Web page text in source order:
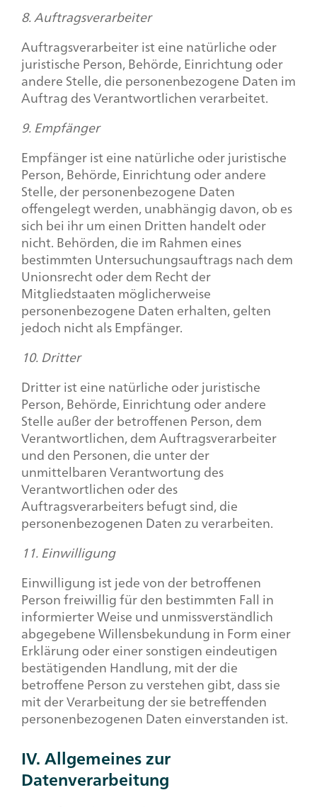
8. Auftragsverarbeiter
Auftragsverarbeiter ist eine natürliche oder
juristische Person, Behörde, Einrichtung oder
andere Stelle, die personenbezogene Daten im
Auftrag des Verantwortlichen verarbeitet.
9. Empfänger
Empfänger ist eine natürliche oder juristische
Person, Behörde, Einrichtung oder andere
Stelle, der personenbezogene Daten
offengelegt werden, unabhängig davon, ob es
sich bei ihr um einen Dritten handelt oder
nicht. Behörden, die im Rahmen eines
bestimmten Untersuchungsauftrags nach dem
Unionsrecht oder dem Recht der
Mitgliedstaaten möglicherweise
personenbezogene Daten erhalten, gelten
jedoch nicht als Empfänger.
10. Dritter
Dritter ist eine natürliche oder juristische
Person, Behörde, Einrichtung oder andere
Stelle außer der betroffenen Person, dem
Verantwortlichen, dem Auftragsverarbeiter
und den Personen, die unter der
unmittelbaren Verantwortung des
Verantwortlichen oder des
Auftragsverarbeiters befugt sind, die
personenbezogenen Daten zu verarbeiten.
11. Einwilligung
Einwilligung ist jede von der betroffenen
Person freiwillig für den bestimmten Fall in
informierter Weise und unmissverständlich
abgegebene Willensbekundung in Form einer
Erklärung oder einer sonstigen eindeutigen
bestätigenden Handlung, mit der die
betroffene Person zu verstehen gibt, dass sie
mit der Verarbeitung der sie betreffenden
personenbezogenen Daten einverstanden ist.
IV. Allgemeines zur
Datenverarbeitung